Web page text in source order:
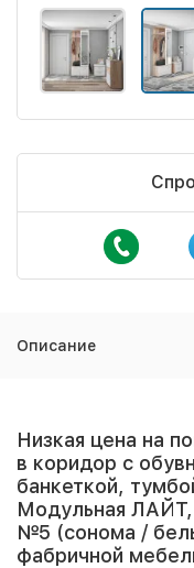
Описание
Низкая цена на
в коридор с
банкеткой,
Модульная ЛАЙТ,
№5 (сонома /
фабричной